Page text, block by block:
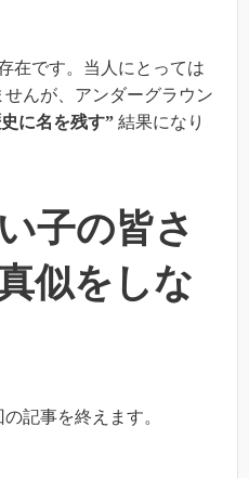
在です。当人にとっては
んが、アンダーグラウン
に名を残す” 結果になり
子の皆さ
似をしな
記事を終えます。